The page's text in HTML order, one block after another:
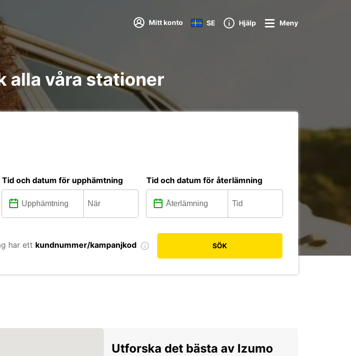
Mitt konto SE Hjälp Meny
alla våra stationer
Tid och datum för upphämtning Tid och datum för återlämning
har ett kundnummer/kampanjkod SÖK
Utforska det bästa av Izumo